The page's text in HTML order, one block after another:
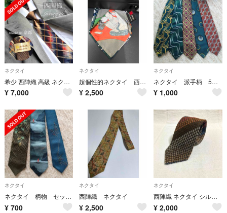
ネクタイ
希少 西陣織 高級 ネクタイ チェック柄 蜃気楼 切替デザイン 京都 伝統工芸
¥ 7,000
ネクタイ
超個性的ネクタイ 西陣織
¥ 2,500
ネクタイ
ネクタイ 派手柄 5本セット まとめ売り 西陣織 博多織 カトウカズタカ
¥ 1,000
ネクタイ
ネクタイ 柄物 セット まとめ売り 西陣織 手描染
¥ 700
ネクタイ
西陣織 ネクタイ
¥ 2,500
ネクタイ
西陣織 ネクタイ シルク 絹 メンズ 紳士 ストライプ
¥ 2,000